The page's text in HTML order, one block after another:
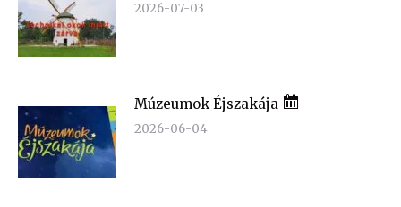
2026-07-03
Múzeumok Éjszakája
2026-06-04